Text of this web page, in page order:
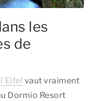
les
de
vaut vraiment
Dormio Resort